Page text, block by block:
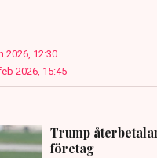
2026, 12:30
2026, 15:45
Trump
företag